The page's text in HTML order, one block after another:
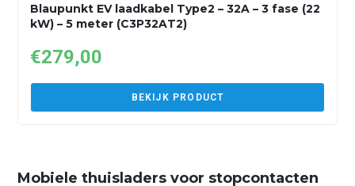
Blaupunkt EV laadkabel Type2 – 32A – 3 fase (22
kW) – 5 meter (C3P32AT2)
€279,00
BEKIJK PRODUCT
Mobiele thuisladers voor stopcontacten